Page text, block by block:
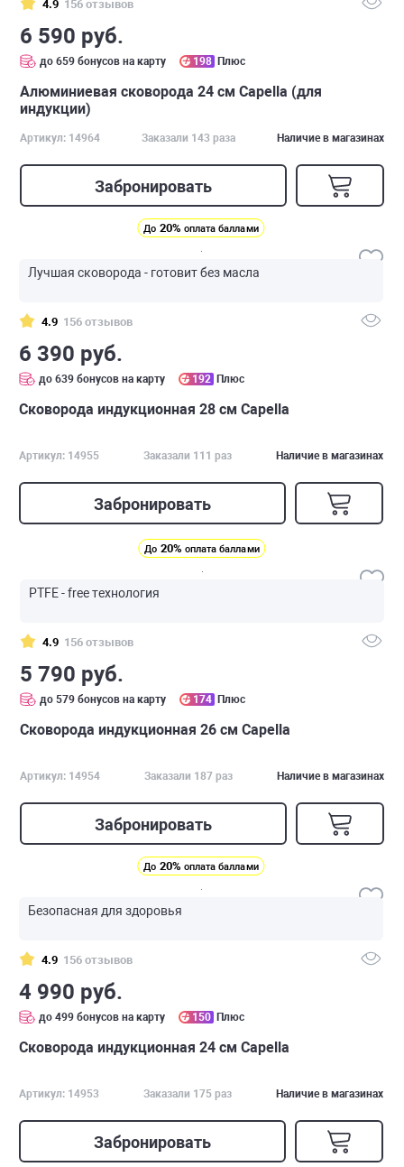
4.9 156 отзывов
6 590 руб.
до 659 бонусов на карту 198 Плюс
Алюминиевая сковорода 24 см Capella (для
индукции)
Артикул: 14964 Заказали 143 раза Наличие в магазинах
Забронировать
До 20% оплата баллами
Лучшая сковорода - готовит без масла
4.9 156 отзывов
6 390 руб.
до 639 бонусов на карту 192 Плюс
Сковорода индукционная 28 см Capella
Артикул: 14955 Заказали 111 раз Наличие в магазинах
Забронировать
До 20% оплата баллами
PTFE - free технология
4.9 156 отзывов
5 790 руб.
до 579 бонусов на карту 174 Плюс
Сковорода индукционная 26 см Capella
Артикул: 14954 Заказали 187 раз Наличие в магазинах
Забронировать
До 20% оплата баллами
Безопасная для здоровья
4.9 156 отзывов
4 990 руб.
до 499 бонусов на карту 150 Плюс
Сковорода индукционная 24 см Capella
Артикул: 14953 Заказали 175 раз Наличие в магазинах
Забронировать